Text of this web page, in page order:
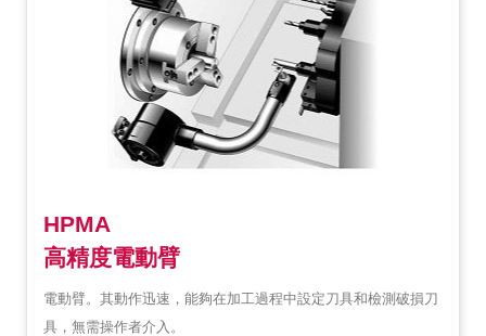
HPMA
高精度電動臂
電動臂。其動作迅速，能夠在加工過程中設定刀具和檢測破損刀
具，無需操作者介入。